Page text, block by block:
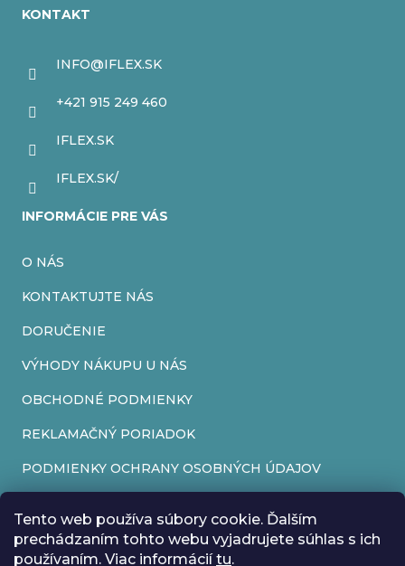
Tento web používa súbory cookie. Ďalším
prechádzaním tohto webu vyjadrujete súhlas s ich
používaním. Viac informáciítu.
KONTAKT
INFO@IFLEX.SK
+421 915 249 460
IFLEX.SK
IFLEX.SK/
INFORMÁCIE PRE VÁS
O NÁS
KONTAKTUJTE NÁS
DORUČENIE
VÝHODY NÁKUPU U NÁS
OBCHODNÉ PODMIENKY
REKLAMAČNÝ PORIADOK
PODMIENKY OCHRANY OSOBNÝCH ÚDAJOV
REKLAMAČNÝ FORMULÁR